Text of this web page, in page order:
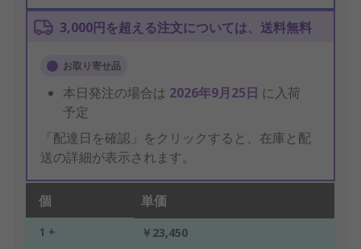
3,000円を超える注文については、送料無料
お取り寄せ品
本日発注の場合は 2026年9月25日 に入荷
予定
「配達日を確認」をクリックすると、在庫と配
送の詳細が表示されます。
個 単価
1 + ￥23,450